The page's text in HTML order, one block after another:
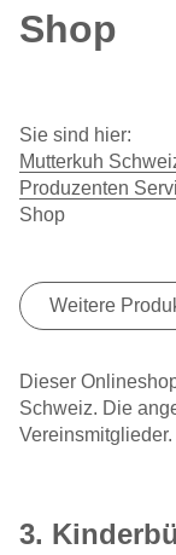
Shop
Sie sind hier:
Mutterkuh
Produzenten
Shop
Weitere
Dieser
Schweiz. Die
3.